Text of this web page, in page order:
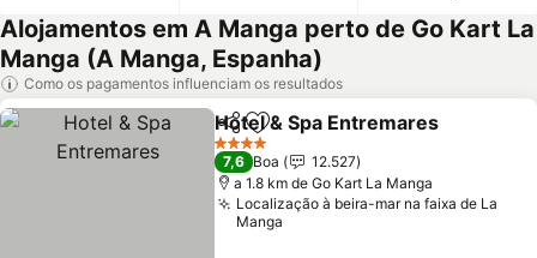
Alojamentos em A Manga perto de Go Kart La
Manga (A Manga, Espanha)
Como os pagamentos influenciam os resultados
PartilharAdicionar aos favoritos
Hotel & Spa Entremares
4 Estrelas
7,6 Boa
12.527
a 1.8 km de Go Kart La Manga
Localização à beira-mar na faixa de La
Manga